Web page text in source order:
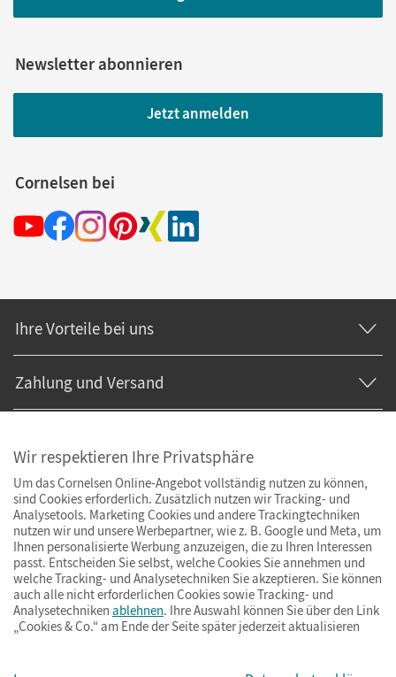
Newsletter abonnieren
Jetzt anmelden
Cornelsen bei
Ihre Vorteile bei uns
Zahlung und Versand
ImpressumAGBDatenschutzBarrierefreiheitCookies & Co.
Wir respektieren Ihre Privatsphäre
Um das Cornelsen Online-Angebot vollständig nutzen zu können,
sind Cookies erforderlich. Zusätzlich nutzen wir Tracking- und
Analysetools. Marketing Cookies und andere Trackingtechniken
nutzen wir und unsere Werbepartner, wie z. B. Google und Meta, um
Ihnen personalisierte Werbung anzuzeigen, die zu Ihren Interessen
passt. Entscheiden Sie selbst, welche Cookies Sie annehmen und
welche Tracking- und Analysetechniken Sie akzeptieren. Sie können
auch alle nicht erforderlichen Cookies sowie Tracking- und
Analysetechniken ablehnen. Ihre Auswahl können Sie über den Link
„Cookies & Co.“ am Ende der Seite später jederzeit aktualisieren